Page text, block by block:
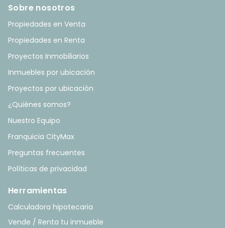
Sobre nosotros
Propiedades en Venta
Propiedades en Renta
Proyectos Inmobiliarios
Inmuebles por ubicación
Proyectos por ubicación
¿Quiénes somos?
Nuestro Equipo
Franquicia CityMax
Preguntas frecuentes
Políticas de privacidad
Herramientas
Calculadora hipotecaria
Vende / Renta tu inmueble